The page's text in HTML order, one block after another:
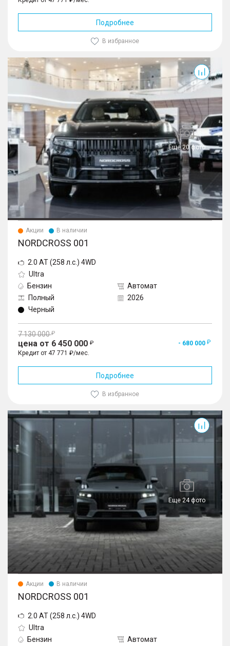
Подробнее
В избранное
Еще 20 фото
001
Акции В наличии
NORDCROSS 001
2.0 AT (258 л.с.) 4WD
Ultra
Бензин
Автомат
Полный
2026
Черный
7 130 000
цена от 6 450 000
- 680 000
Кредит от 47 771 ₽/мес.
Подробнее
В избранное
Еще 24 фото
001
Акции В наличии
NORDCROSS 001
2.0 AT (258 л.с.) 4WD
Ultra
Бензин
Автомат